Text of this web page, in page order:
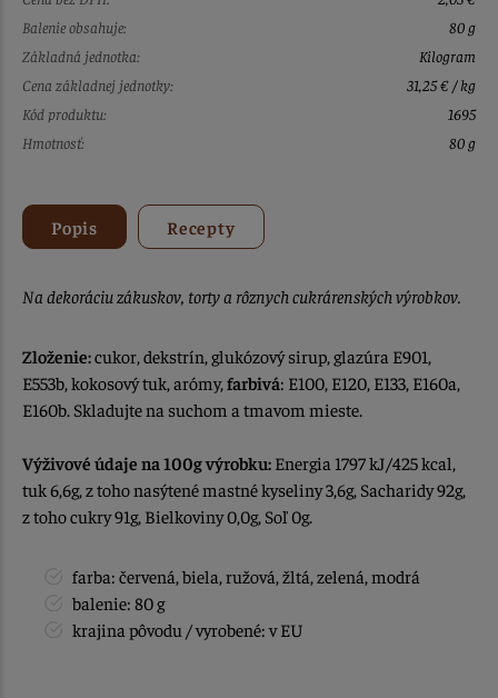
Balenie obsahuje:
80 g
Základná jednotka:
Kilogram
Cena základnej jednotky:
31,25 € / kg
Kód produktu:
1695
Hmotnosť:
80 g
Popis Recepty
Na dekoráciu zákuskov, torty a rôznych cukrárenských výrobkov.
Zloženie:cukor, dekstrín, glukózový sirup, glazúra E901,
E553b, kokosový tuk, arómy, farbivá: E100, E120, E133, E160a,
E160b. Skladujte na suchom a tmavom mieste.
Výživové údaje na 100g výrobku: Energia 1797 kJ/425 kcal,
tuk 6,6g, z toho nasýtené mastné kyseliny 3,6g, Sacharidy 92g,
z toho cukry 91g, Bielkoviny 0,0g, Soľ 0g.
farba: červená, biela, ružová, žltá, zelená, modrá
balenie: 80 g
krajina pôvodu / vyrobené: v EU